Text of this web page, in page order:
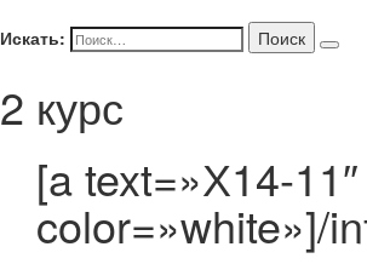
Искать: Поиск
2 курс
[a text=»Х14-
color=»white»]/